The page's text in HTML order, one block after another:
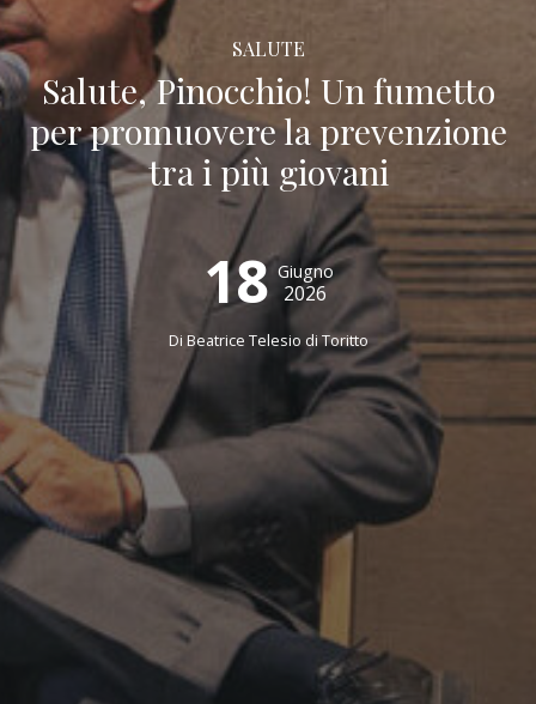
SALUTE
Salute, Pinocchio! Un fumetto
per promuovere la prevenzione
tra i più giovani
18 Giugno
2026
Di Beatrice Telesio di Toritto